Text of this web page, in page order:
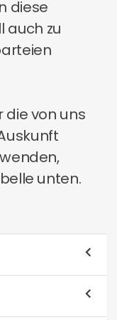
diese
auch zu
von uns
unten.